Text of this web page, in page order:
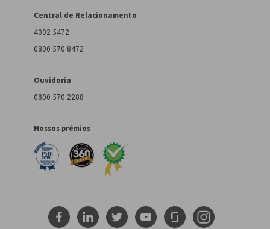
Central de Relacionamento
4002 5472
0800 570 8472
Ouvidoria
0800 570 2288
Nossos prêmios